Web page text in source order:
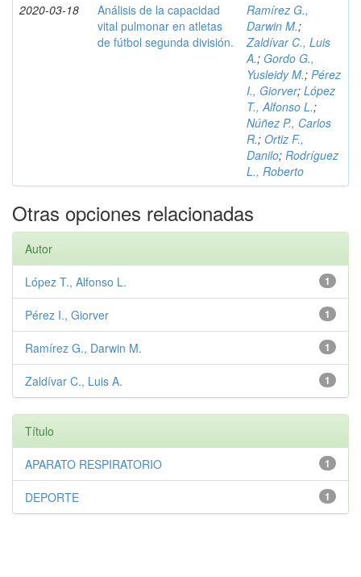
2020-03-18
Análisis de la capacidad
vital pulmonar en atletas
de fútbol segunda división.
Ramírez G.,
Darwin M.;
Zaldívar C., Luis
A.; Gordo G.,
Yusleidy M.; Pérez
I., Giorver; López
T., Alfonso L.;
Núñez P., Carlos
R.; Ortiz F.,
Danilo; Rodríguez
L., Roberto
Otras opciones relacionadas
Autor
1
López T., Alfonso L.
1
Pérez I., Giorver
1
Ramírez G., Darwin M.
1
Zaldívar C., Luis A.
Título
1
APARATO RESPIRATORIO
1
DEPORTE